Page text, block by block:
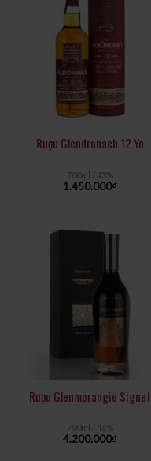
Rượu Glendronach 12 Yo
700ml / 43%
1.450.000₫
Rượu Glenmorangie Signet
700ml / 46%
4.200.000₫